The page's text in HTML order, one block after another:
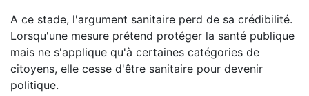
A ce stade, l'argument sanitaire perd de sa crédibilité.
Lorsqu'une mesure prétend protéger la santé publique
mais ne s'applique qu'à certaines catégories de
citoyens, elle cesse d'être sanitaire pour devenir
politique.